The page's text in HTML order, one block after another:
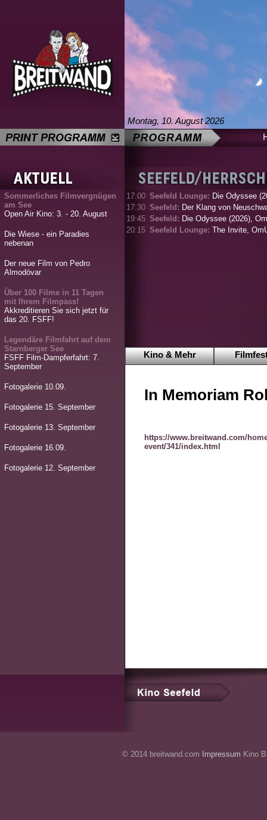
Montag, 10. August 2026
Sommerliches Filmvergnügen
am See
Open Air Kino: 3. - 20. August
Die Wiese - ein Paradies
nebenan
Der neue Film von Pedro
Almodóvar
Über 100 Filme in 11 Tagen
mit Ihrem Filmpass!
Akkreditieren Sie sich jetzt für
das 20. FSFF!
Legendäre Filmfahrt auf dem
Starnberger See
FSFF Film-Dampferfahrt: 7.
September
Fotogalerie 10.09.
Fotogalerie 15. September
Fotogalerie 13. September
Fotogalerie 16.09.
Fotogalerie 12. September
17:00 Seefeld Lounge: Die Odyssee
17:30 Seefeld: Der Klang von
19:45 Seefeld: Die Odyssee (2026),
20:15 Seefeld Lounge: The Invite,
Kino & Mehr
In Memoriam
https://www.breitwand.com/
event/341/index.html
© 2014 breitwand.com Impressum Kino